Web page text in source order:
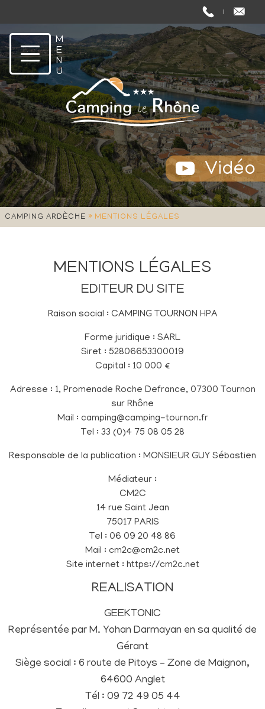
Vidéo
CAMPING ARDÈCHE » MENTIONS LÉGALES
MENTIONS LÉGALES
EDITEUR DU SITE
Raison social : CAMPING TOURNON HPA
Forme juridique : SARL
Siret : 52806653300019
Capital : 10 000 €
Adresse : 1, Promenade Roche Defrance, 07300 Tournon
sur Rhône
Mail : camping@camping-tournon.fr
Tel : 33 (0)4 75 08 05 28
Responsable de la publication : MONSIEUR GUY Sébastien
Médiateur :
CM2C
14 rue Saint Jean
75017 PARIS
Tel : 06 09 20 48 86
Mail : cm2c@cm2c.net
Site internet : https://cm2c.net
REALISATION
GEEKTONIC
Représentée par M. Yohan Darmayan en sa qualité de
Gérant
Siège social : 6 route de Pitoys – Zone de Maignon,
64600 Anglet
Tél : 09 72 49 05 44